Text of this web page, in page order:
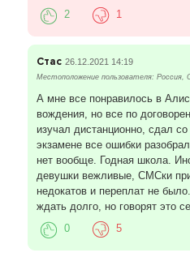
2 1
Стас 26.12.2021 14:19
Местоположение пользователя: Россия,
А мне все понравилось в
вождения, но все по
изучал дистанционно, сдал
экзамене все ошибки
нет вообще. Годная школа.
девушки вежливые, СМСки
недокатов и переплат не
ждать долго, но говорят это
0 5